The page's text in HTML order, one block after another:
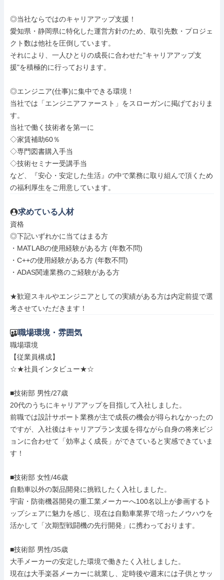
◎当社ならではのキャリアアップ支援！
愛知県・静岡県に特化した運営方針のため、取引先数・プロジェ
クト数は他社を圧倒しています。
それにより、一人ひとりの成長に合わせた"キャリアアップ支
援"を積極的に行っております。
◎エンジニア(仕事)に集中できる環境！
当社では「エンジニアファースト」をスローガンに掲げておりま
す。
当社で働く技術者を第一に
◇家賃補助60％
◇専門図書購入手当
◇技術セミナー受講手当
など、『安心・安定した生活』の中で業務に取り組んで頂くため
の福利厚生をご用意しています。
求めている人材
資格
◎下記いずれかに当てはまる方
・MATLABの使用経験がある方 (年数不問)
・C++の使用経験がある方 (年数不問)
・ADAS関連業務のご経験がある方
★歓迎スキルやエンジニアとしての実績がある方は内定前提で選
考させていただきます！
職場環境・雰囲気
職場環境
【従業員構成】
☆★社員インタビュー★☆
■技術部 男性/27歳
20代のうちにキャリアアップを目指して入社しました。
前職では設計サポート業務が主で成長の機会が得られなかったの
ですが、入社後はキャリアプラン支援を得ながら自身の将来ビジ
ョンに合わせて「効率よく成長」ができていると実感できていま
す！
■技術部 女性/46歳
自動車以外の製品開発に挑戦したく入社しました。
宇宙・防衛機器開発の重工業メーカーへ100名以上が参画するト
ップシェアに魅力を感じ、現在は自動車業界で培ったノウハウを
活かして「次期型戦闘機の先行開発」に携わっております。
■技術部 男性/35歳
大手メーカーの安定した環境で働きたく入社しました。
現在は大手楽器メーカーに就業し、定時後や週末には子供とサッ